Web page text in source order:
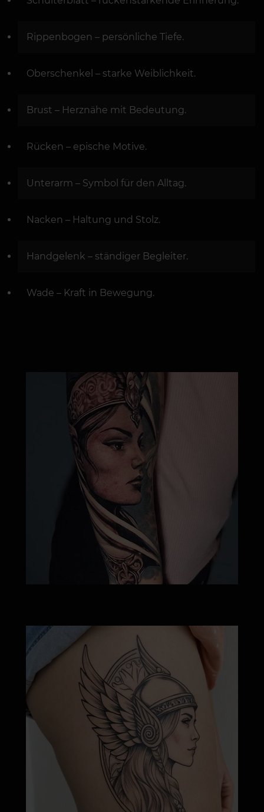
Rippenbogen – persönliche Tiefe.
Oberschenkel – starke Weiblichkeit.
Brust – Herznähe mit Bedeutung.
Rücken – epische Motive.
Unterarm – Symbol für den Alltag.
Nacken – Haltung und Stolz.
Handgelenk – ständiger Begleiter.
Wade – Kraft in Bewegung.